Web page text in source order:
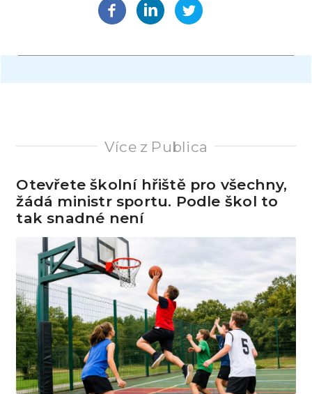
Více z Publica
Otevřete školní hřiště pro všechny,
žádá ministr sportu. Podle škol to
tak snadné není